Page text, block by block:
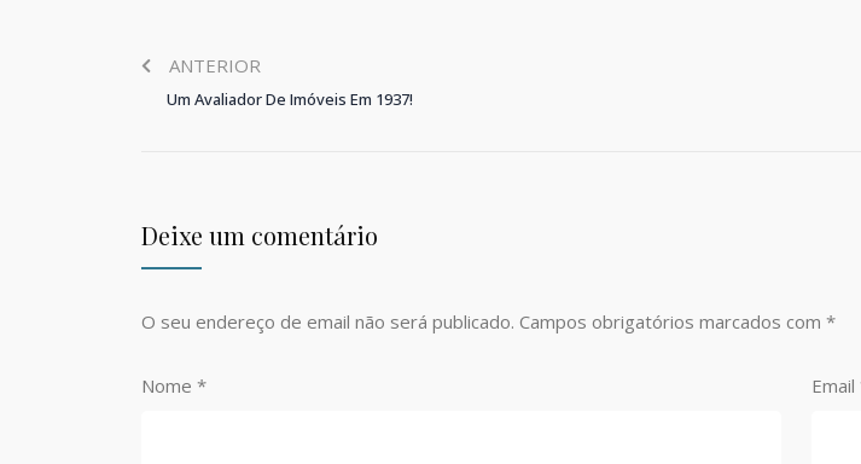
ANTERIOR
Um Avaliador De Imóveis Em 1937!
Deixe um comentário
O seu endereço de email não será publicado. Campos obrigatórios marcados com *
Nome * Email